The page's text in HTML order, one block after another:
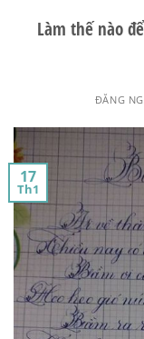
Làm thế nào
ĐĂNG
17
Th1